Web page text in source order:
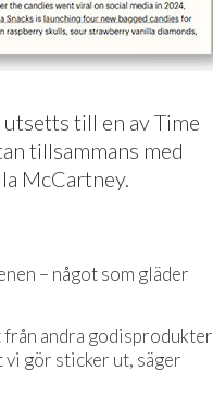
utsetts till en av Time
tillsammans med
McCartney.
– något som gläder
andra godisprodukter
gör sticker ut, säger